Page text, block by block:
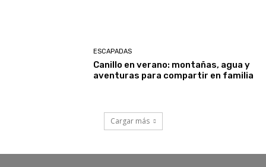
ESCAPADAS
Canillo en verano: montañas, agua y
aventuras para compartir en familia
Cargar más